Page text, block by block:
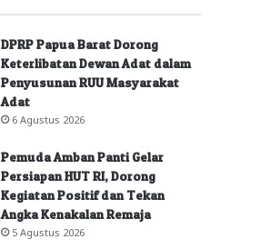
DPRP Papua Barat Dorong
Keterlibatan Dewan Adat dalam
Penyusunan RUU Masyarakat
Adat
6 Agustus 2026
Pemuda Amban Panti Gelar
Persiapan HUT RI, Dorong
Kegiatan Positif dan Tekan
Angka Kenakalan Remaja
5 Agustus 2026